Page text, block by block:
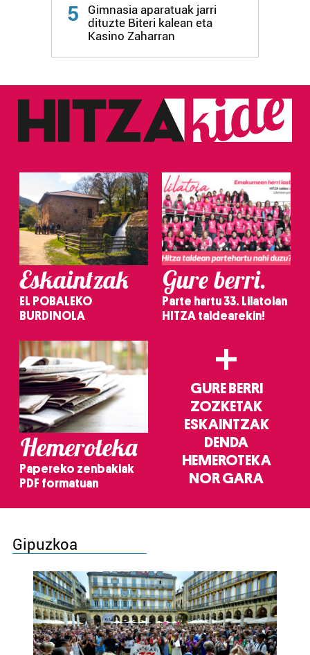
5
Gimnasia aparatuak jarri
dituzte Biteri kalean eta
Kasino Zaharran
Eskaintzak
EL POBALEKO
BURDINOLA
Gure berri.
Parte hartu 33. Lilatoian
HITZA taldearekin!
Hemeroteka
Papereko zenbakiak
PDF formatuan
+
GURE BERRI
ZOZKETAK
ESKAINTZAK
DENDA
HEMEROTEKA
NOR GARA
Gipuzkoa